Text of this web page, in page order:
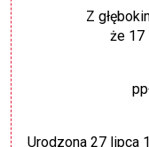
Z
że 17
Urodzona 27 lipca